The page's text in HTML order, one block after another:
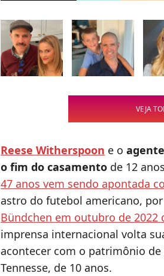
VEJA
Reese Witherspoon e o
o fim do casamento de 12
47 anos vem sendo apontada
astro do futebol americano, por
Bündchen em outubro de 2022
imprensa internacional volta
acontecer com o patrimônio de
Tennesse, de 10 anos.